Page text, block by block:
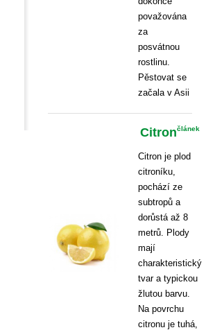
považována
za
posvátnou
rostlinu.
Pěstovat se
začala v Asii
Citrončlánek
Citron je plod
citroníku,
pochází ze
subtropů a
dorůstá až 8
metrů. Plody
mají
charakteristický
tvar a typickou
žlutou barvu.
Na povrchu
citronu je tuhá,